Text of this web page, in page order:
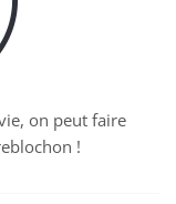
on peut faire
!